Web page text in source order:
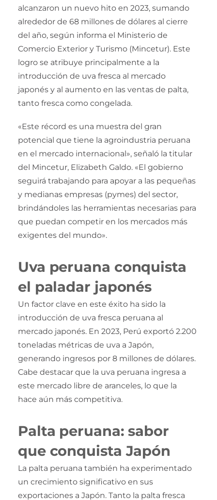
alcanzaron un nuevo hito en 2023, sumando
alrededor de 68 millones de dólares al cierre
del año, según informa el Ministerio de
Comercio Exterior y Turismo (Mincetur). Este
logro se atribuye principalmente a la
introducción de uva fresca al mercado
japonés y al aumento en las ventas de palta,
tanto fresca como congelada.
«Este récord es una muestra del gran
potencial que tiene la agroindustria peruana
en el mercado internacional», señaló la titular
del Mincetur, Elizabeth Galdo. «El gobierno
seguirá trabajando para apoyar a las pequeñas
y medianas empresas (pymes) del sector,
brindándoles las herramientas necesarias para
que puedan competir en los mercados más
exigentes del mundo».
Uva peruana conquista
el paladar japonés
Un factor clave en este éxito ha sido la
introducción de uva fresca peruana al
mercado japonés. En 2023, Perú exportó 2.200
toneladas métricas de uva a Japón,
generando ingresos por 8 millones de dólares.
Cabe destacar que la uva peruana ingresa a
este mercado libre de aranceles, lo que la
hace aún más competitiva.
Palta peruana: sabor
que conquista Japón
La palta peruana también ha experimentado
un crecimiento significativo en sus
exportaciones a Japón. Tanto la palta fresca